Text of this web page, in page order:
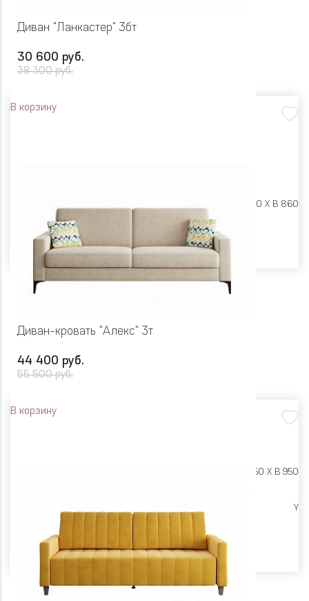
Диван "Ланкастер" 3бт
30 600 руб.
38 300 руб.
В корзину
Ш 1900 X Г 780 X В 860
Диван-кровать "Алекс" 3т
44 400 руб.
55 500 руб.
В корзину
Ш 2285 X Г 950 X В 950
Y